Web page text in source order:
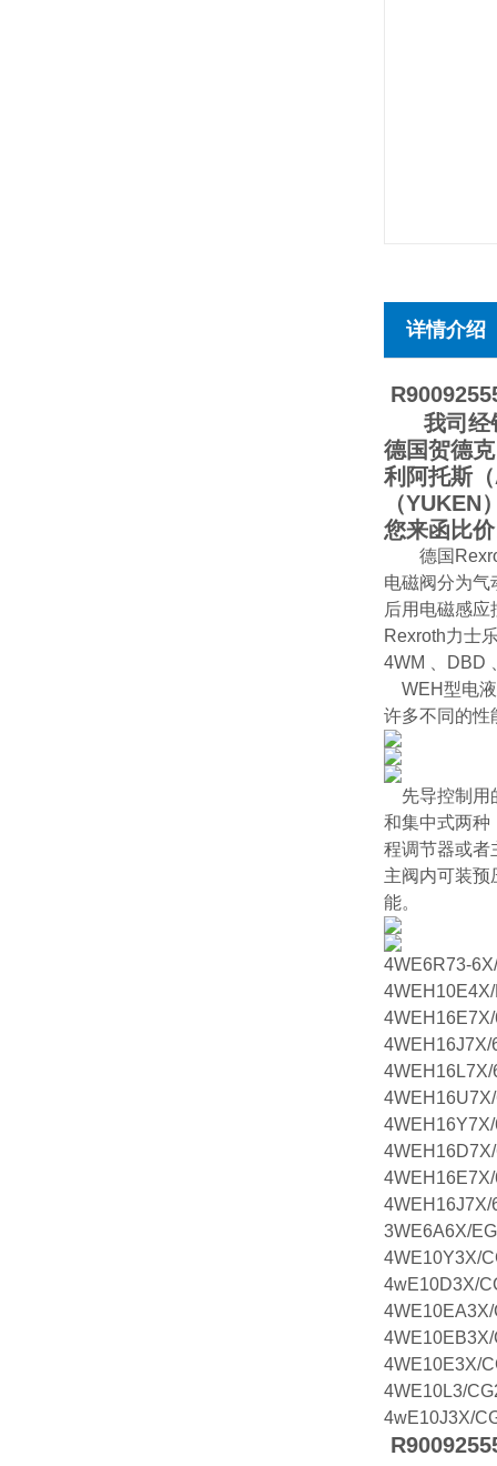
详情介绍
我司经销
德国贺德
利阿托斯
（
您来函比
德国
电磁阀分为气
后用电磁感
Rexroth力士
4WM 、DBD
WEH型电液
许多不同的性
先导控制用
和集中式两种
程调节器或者
主阀内可装预
能。
4WE6R73-
3WE6A6X/
4WE10Y3X/
4wE10D3X/
4WE10E3X/
4WE10L3/
4wE10J3X/